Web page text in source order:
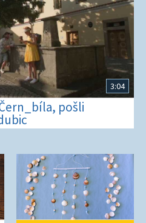
3:04
pošli